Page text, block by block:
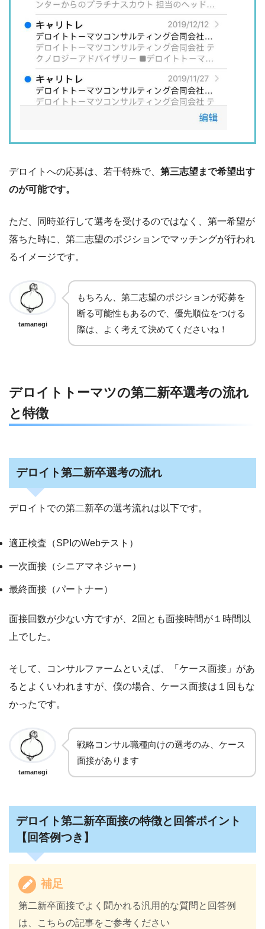
デロイトへの応募は、若干特殊で、 第三志望まで希望出す
のが可能です。
ただ、同時並行して選考を受けるのではなく、第一希望が
落ちた時に、第二志望のポジションでマッチングが行われ
るイメージです。
tamanegi
もちろん、第二志望のポジションが応募を
断る可能性もあるので、優先順位をつける
際は、よく考えて決めてくださいね！
デロイトトーマツの第二新卒選考の流れ
と特徴
デロイト第二新卒選考の流れ
デロイトでの第二新卒の選考流れは以下です。
適正検査（SPIのWebテスト）
一次面接（シニアマネジャー）
最終面接（パートナー）
面接回数が少ない方ですが、2回とも面接時間が１時間以
上でした。
そして、コンサルファームといえば、「ケース面接」があ
るとよくいわれますが、僕の場合、ケース面接は１回もな
かったです。
tamanegi
戦略コンサル職種向けの選考のみ、ケース
面接があります
デロイト第二新卒面接の特徴と回答ポイント
【回答例つき】
補足
第二新卒面接でよく聞かれる汎用的な質問と回答例
は、こちらの記事をご参考ください